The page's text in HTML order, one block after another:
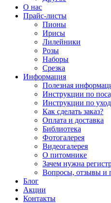
О нас
Прайс-листы
Пионы
Ирисы
Лилейники
Розы
Наборы
Срезка
Информация
Полезная
Инструкции по
Инструкции по
Как сделать заказ?
Оплата и доставка
Библиотека
Фотогалерея
Видеогалерея
О питомнике
Зачем нужна
Вопросы, отзывы и
Блог
Акции
Контакты